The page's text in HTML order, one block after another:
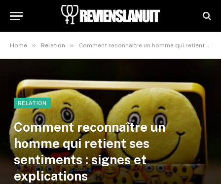
Home » Relation » Comment reconnaître un homme qui retient ses sentiments : signes et explications
RELATION
Comment reconnaître un
homme qui retient ses
sentiments : signes et
explications